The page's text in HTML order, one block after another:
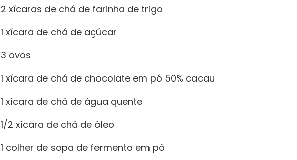
2 xícaras de chá de farinha de trigo
1 xícara de chá de açúcar
3 ovos
1 xícara de chá de chocolate em pó 50% cacau
1 xícara de chá de água quente
1/2 xícara de chá de óleo
1 colher de sopa de fermento em pó